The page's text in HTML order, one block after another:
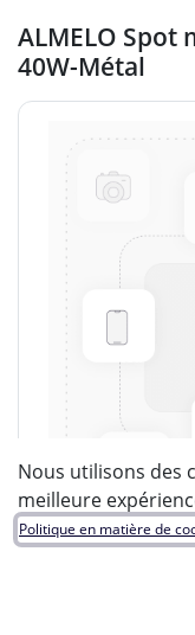
ALMELO Spot
40W-Métal
Nous utilisons des
meilleure
Politique en matière de